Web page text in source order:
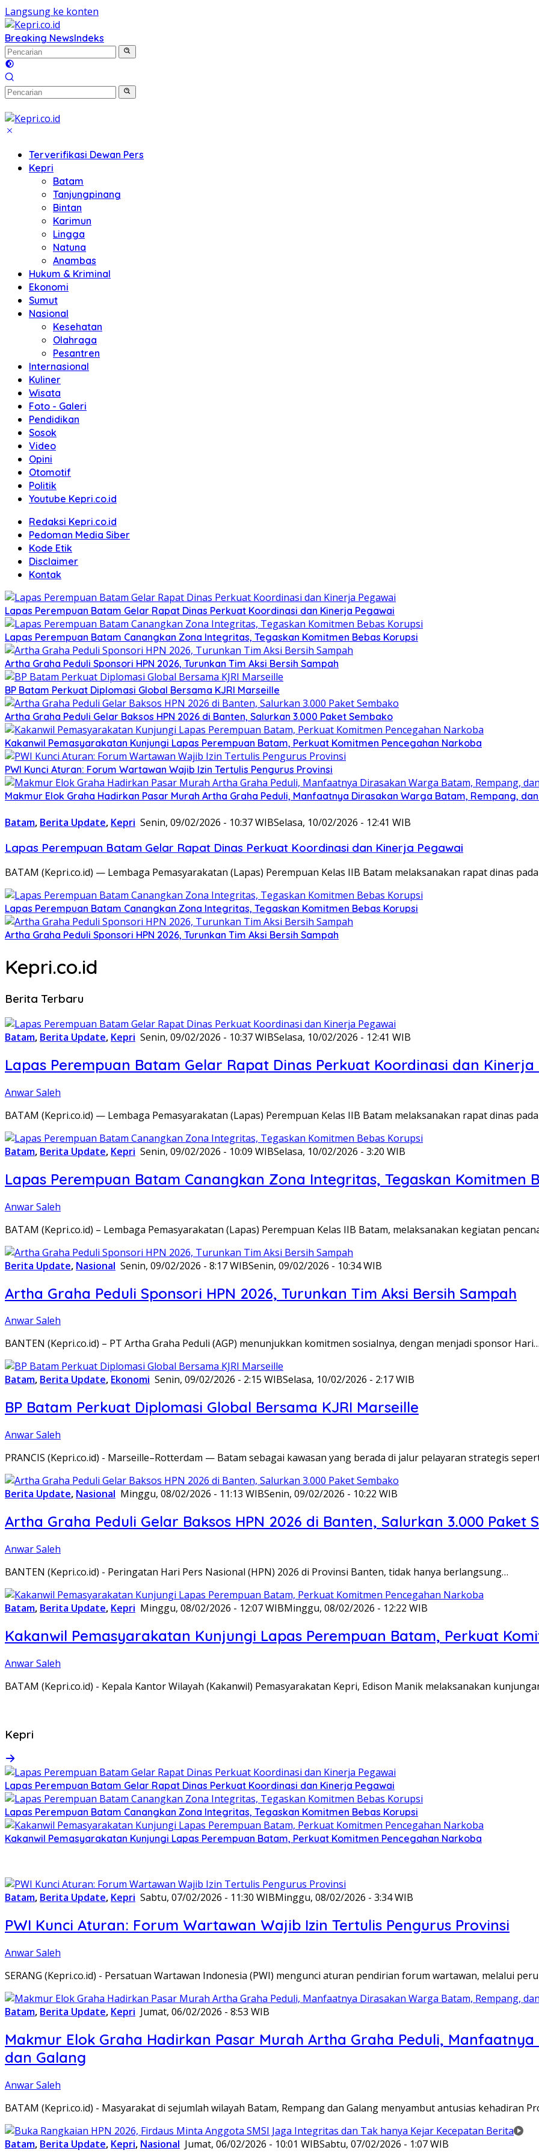
Langsung ke konten
Breaking NewsIndeks
Terverifikasi Dewan Pers
Kepri
Batam
Tanjungpinang
Bintan
Karimun
Lingga
Natuna
Anambas
Hukum & Kriminal
Ekonomi
Sumut
Nasional
Kesehatan
Olahraga
Pesantren
Internasional
Kuliner
Wisata
Foto - Galeri
Pendidikan
Sosok
Video
Opini
Otomotif
Politik
Youtube Kepri.co.id
Redaksi Kepri.co.id
Pedoman Media Siber
Kode Etik
Disclaimer
Kontak
Lapas Perempuan Batam Gelar Rapat Dinas Perkuat Koordinasi dan Kinerja Pegawai
Lapas Perempuan Batam Canangkan Zona Integritas, Tegaskan Komitmen Bebas Korupsi
Artha Graha Peduli Sponsori HPN 2026, Turunkan Tim Aksi Bersih Sampah
BP Batam Perkuat Diplomasi Global Bersama KJRI Marseille
Artha Graha Peduli Gelar Baksos HPN 2026 di Banten, Salurkan 3.000 Paket Sembako
Kakanwil Pemasyarakatan Kunjungi Lapas Perempuan Batam, Perkuat Komitmen Pencegahan Narkoba
PWI Kunci Aturan: Forum Wartawan Wajib Izin Tertulis Pengurus Provinsi
Makmur Elok Graha Hadirkan Pasar Murah Artha Graha Peduli, Manfaatnya Dirasakan Warga Batam, Rempang,
Batam, Berita Update, Kepri Senin, 09/02/2026 - 10:37 WIBSelasa, 10/02/2026 - 12:41 WIB
Lapas Perempuan Batam Gelar Rapat Dinas Perkuat Koordinasi dan Kinerja Pegawai
BATAM (Kepri.co.id) — Lembaga Pemasyarakatan (Lapas) Perempuan Kelas IIB Batam melaksanakan rapat dinas
Lapas Perempuan Batam Canangkan Zona Integritas, Tegaskan Komitmen Bebas Korupsi
Artha Graha Peduli Sponsori HPN 2026, Turunkan Tim Aksi Bersih Sampah
Kepri.co.id
Berita Terbaru
Batam, Berita Update, Kepri Senin, 09/02/2026 - 10:37 WIBSelasa, 10/02/2026 - 12:41 WIB
Lapas Perempuan Batam Gelar Rapat Dinas Perkuat Koordinasi dan Kinerja
Anwar Saleh
BATAM (Kepri.co.id) — Lembaga Pemasyarakatan (Lapas) Perempuan Kelas IIB Batam melaksanakan rapat dinas
Batam, Berita Update, Kepri Senin, 09/02/2026 - 10:09 WIBSelasa, 10/02/2026 - 3:20 WIB
Lapas Perempuan Batam Canangkan Zona Integritas, Tegaskan Komitmen
Anwar Saleh
BATAM (Kepri.co.id) – Lembaga Pemasyarakatan (Lapas) Perempuan Kelas IIB Batam, melaksanakan kegiatan
Berita Update, Nasional Senin, 09/02/2026 - 8:17 WIBSenin, 09/02/2026 - 10:34 WIB
Artha Graha Peduli Sponsori HPN 2026, Turunkan Tim Aksi Bersih Sampah
Anwar Saleh
BANTEN (Kepri.co.id) – PT Artha Graha Peduli (AGP) menunjukkan komitmen sosialnya, dengan menjadi sponsor Hari…
Batam, Berita Update, Ekonomi Senin, 09/02/2026 - 2:15 WIBSelasa, 10/02/2026 - 2:17 WIB
BP Batam Perkuat Diplomasi Global Bersama KJRI Marseille
Anwar Saleh
PRANCIS (Kepri.co.id) - Marseille–Rotterdam — Batam sebagai kawasan yang berada di jalur pelayaran strategis
Berita Update, Nasional Minggu, 08/02/2026 - 11:13 WIBSenin, 09/02/2026 - 10:22 WIB
Artha Graha Peduli Gelar Baksos HPN 2026 di Banten, Salurkan 3.000 Paket
Anwar Saleh
BANTEN (Kepri.co.id) - Peringatan Hari Pers Nasional (HPN) 2026 di Provinsi Banten, tidak hanya berlangsung…
Batam, Berita Update, Kepri Minggu, 08/02/2026 - 12:07 WIBMinggu, 08/02/2026 - 12:22 WIB
Kakanwil Pemasyarakatan Kunjungi Lapas Perempuan Batam, Perkuat
Anwar Saleh
BATAM (Kepri.co.id) - Kepala Kantor Wilayah (Kakanwil) Pemasyarakatan Kepri, Edison Manik melaksanakan
Kepri
Lapas Perempuan Batam Gelar Rapat Dinas Perkuat Koordinasi dan Kinerja Pegawai
Lapas Perempuan Batam Canangkan Zona Integritas, Tegaskan Komitmen Bebas Korupsi
Kakanwil Pemasyarakatan Kunjungi Lapas Perempuan Batam, Perkuat Komitmen Pencegahan Narkoba
Batam, Berita Update, Kepri Sabtu, 07/02/2026 - 11:30 WIBMinggu, 08/02/2026 - 3:34 WIB
PWI Kunci Aturan: Forum Wartawan Wajib Izin Tertulis Pengurus Provinsi
Anwar Saleh
SERANG (Kepri.co.id) - Persatuan Wartawan Indonesia (PWI) mengunci aturan pendirian forum wartawan, melalui
Batam, Berita Update, Kepri Jumat, 06/02/2026 - 8:53 WIB
Makmur Elok Graha Hadirkan Pasar Murah Artha Graha Peduli,
dan Galang
Anwar Saleh
BATAM (Kepri.co.id) - Masyarakat di sejumlah wilayah Batam, Rempang dan Galang menyambut antusias kehadiran
Batam, Berita Update, Kepri, Nasional Jumat, 06/02/2026 - 10:01 WIBSabtu, 07/02/2026 - 1:07 WIB